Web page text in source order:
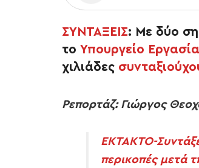
ΣΥΝΤΑΞΕΙΣ: Με δύο
το Υπουργείο
χιλιάδες
Ρεπορτάζ: Γιώργος
ΕΚΤΑΚΤΟ-
περικοπές μετά